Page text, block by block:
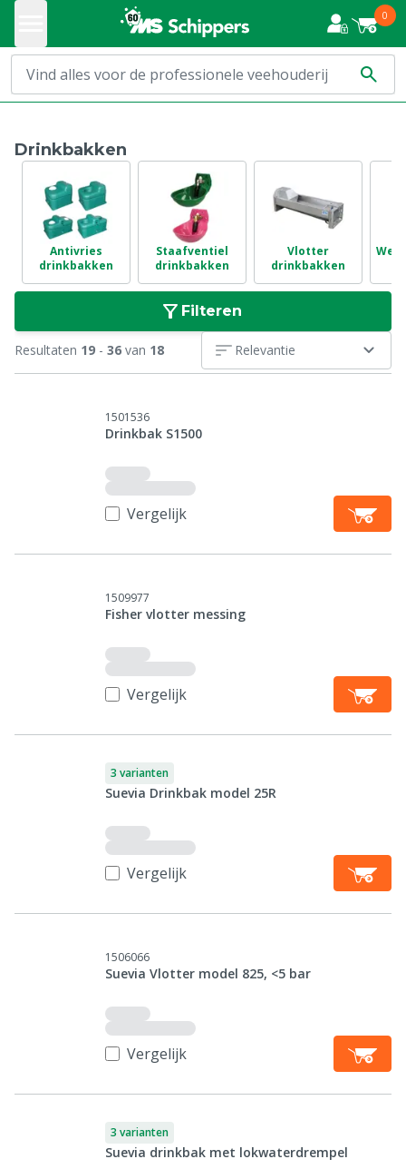
0
Drinkbakken
Antivries
drinkbakken
Staafventiel
drinkbakken
Vlotter
drinkbakken
Filteren
Resultaten 19 - 36 van 18 Relevantie
1501536
Drinkbak S1500
Vergelijk
1509977
Fisher vlotter messing
Vergelijk
3 varianten
Suevia Drinkbak model 25R
Vergelijk
1506066
Suevia Vlotter model 825, <5 bar
Vergelijk
3 varianten
Suevia drinkbak met lokwaterdrempel